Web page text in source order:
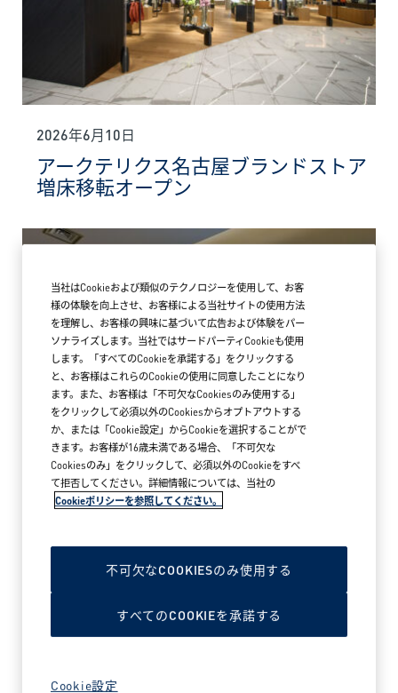
2026年6月10日
アークテリクス名古屋ブランドストア
増床移転オープン
2026年5月18日
ブランドストア オープン
当社はCookieおよび類似のテクノロジーを使用して、お客
様の体験を向上させ、お客様による当社サイトの使用方法
を理解し、お客様の興味に基づいて広告および体験をパー
ソナライズします。当社ではサードパーティCookieも使用
します。「すべてのCookieを承諾する」をクリックする
と、お客様はこれらのCookieの使用に同意したことになり
ます。また、お客様は「不可欠なCookiesのみ使用する」
をクリックして必須以外のCookiesからオプトアウトする
か、または「Cookie設定」からCookieを選択することがで
きます。お客様が16歳未満である場合、「不可欠な
Cookiesのみ」をクリックして、必須以外のCookieをすべ
て拒否してください。詳細情報については、当社の
Cookieポリシーを参照してください。
Cookie設定
不可欠なCOOKIESのみ使用する
すべてのCOOKIEを承諾する